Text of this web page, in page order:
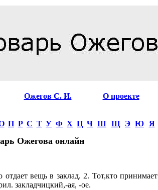
Ожегов С. И. О проекте
П Р С Т У Ф Х Ц Ч Ш Щ Э Ю Я
Ожегова онлайн
вещь в заклад. 2. Тот,кто принимает
закладчицкий,-ая, -ое.